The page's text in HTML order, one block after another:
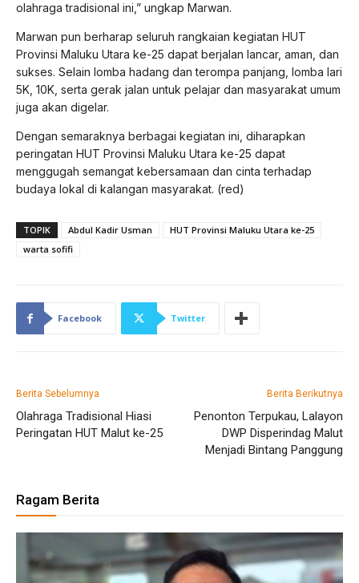
olahraga tradisional ini,” ungkap Marwan.
Marwan pun berharap seluruh rangkaian kegiatan HUT
Provinsi Maluku Utara ke-25 dapat berjalan lancar, aman, dan
sukses. Selain lomba hadang dan terompa panjang, lomba lari
5K, 10K, serta gerak jalan untuk pelajar dan masyarakat umum
juga akan digelar.
Dengan semaraknya berbagai kegiatan ini, diharapkan
peringatan HUT Provinsi Maluku Utara ke-25 dapat
menggugah semangat kebersamaan dan cinta terhadap
budaya lokal di kalangan masyarakat. (red)
TOPIK Abdul Kadir Usman
HUT Provinsi Maluku Utara ke-25
warta sofifi
Facebook Twitter
Berita Sebelumnya
Olahraga Tradisional Hiasi
Peringatan HUT Malut ke-25
Berita Berikutnya
Penonton Terpukau, Lalayon
DWP Disperindag Malut
Menjadi Bintang Panggung
Ragam Berita